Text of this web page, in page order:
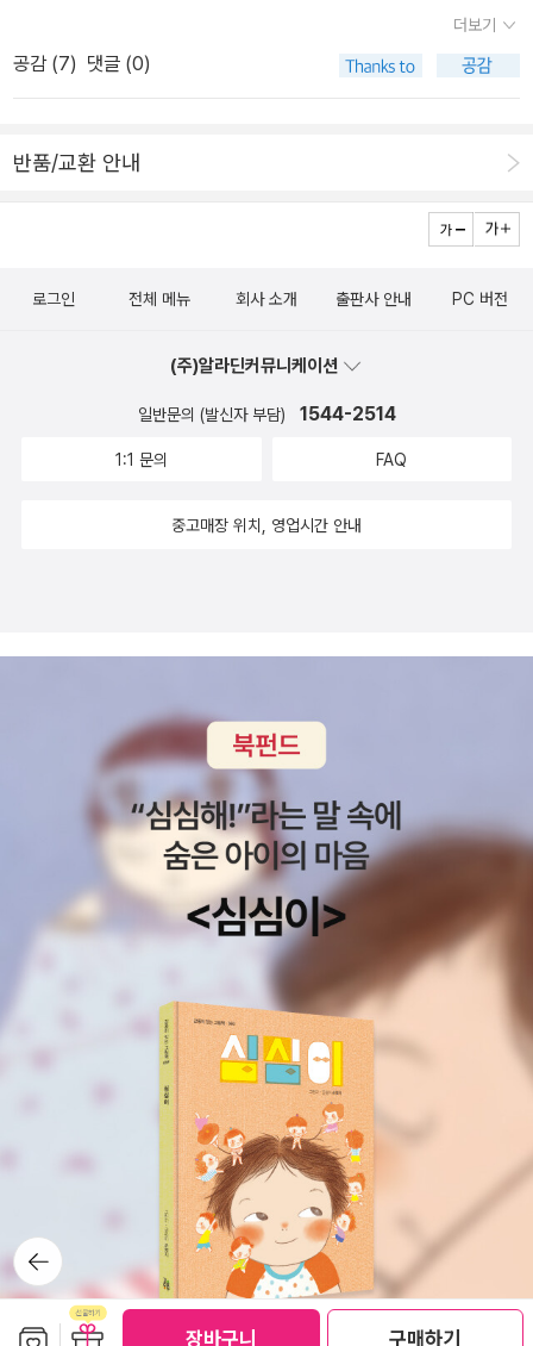
장바구니 구매하기
과 회의주의의 순환에 빠질 수밖에 없다. 후설의 심리학주의 비판의
로써 순수논리학에서 찾는 심리학주의에 대한 비판은 곧 그 이후에
지속된 선험적 인식비판에 대한 최초의 형태이다. 후설은 마지막 저
술 『위기』에서 “『논리 연구』에서 ‘선험적 현상학’이 최초로 출현했
이념과 더불어 『엄밀한 학문』과 『이념들』 1권에서 실증적 자연주의
『위기』에서 물리학적 객관주의에 대한 비판으로 조금도 변함없이 그
대로 이어진다. 물론 후설은 주관에 대해 맹목적인 객관적 논리학주
비판에서 밝힌 ‘이념적인 것’과 ‘실재적인 것’, 그리고 ‘규범적인 것’의
관계와 구조를 통해 파악할 수 있다. 즉 실천의 기초는 이론에 근거하
고 실천이 학문적 성격을 지니려면 이론을 전제해야 하므로 실천은
이론에 의해 정초된다. 그러므로 『논리 연구』 1권의 심리학주의비판
은 그 부제처럼 ‘순수논리학의 서론’에 그치지 않고 ‘후설현상학을 전
반적으로 이끌어 가는 서론’, 즉 후설현상학 전체의 얼개이다.
철학의 위기를 돌파하라>는 이성(理性, reason)으로 대표되는 근
대 유럽 문명과 과학 기술 문명의 한계를 극복하려는 서로 다른 방법
토대가 되는 학문이 확실해야 한다는 것이다. 만약 토대가 되는 학문
학문을 기초로 해 세워진 또 다른 학문들의 체계 역시 위태로워지는
것은 너무도 분명하다... 그렇다면 어떤 학문이 토대의 기능을 할 수
있겠는가? 후설은 철학이 바로 그런 역할을 해야 하며, 또 할 수 있다
서의 철학'이다. _ 박승억, <후설 & 하이데거 : 현상학, 철학의 위기를
성의 한계, 근대성의 한계를 절감한다. 이러한 한계를 극복하기 위해
서는 기존의 학문 체계를 재구성할 필요가 있고, 그 중심에 철학이 있
운 철학. 이것이 후설이 생각한 새로운 철학이며, 현상학이다. 철학
지는 않겠다는 태도를 말하는 것이다.(p64)... 후설은 대상이 어떤 왜
것을 바로 '현상'이라고 부른다. 후설의 철학을 현상학이라고 부르는
이유도 바로 여기에 있다. _ 박승억, <후설 & 하이데거 : 현상학, 철학
의 위기를 돌파하라>, p67 다만, 후설이 생각하는 객관성은 기존의
객관성과는 조금 다르다. 의식과 대상을 분리하는 기존의 객관성이
아닌, 의식과 대상을 인정하고 이들간의 지향적 상관관계를 체계적으
로 해명한다는 점이 후설 현상학의 특징이다. 후설에 의하면 의식과
대상간의 유동적이며 중첩되는 관계가 저마다 의미가 있기 때문에,
우리는 이것을 '순수한' 관점에서 바라볼 수 있어야 한다. '환원'이라는
방법을 통해 수많은 현상들 속에서 의미를 발견하는 것. 마치 스피노
자가 <에티카>에서 말한 '영원의 상 sub specie aelernitatis' 아래
서 전체를 조망하는 것 같이 순수한 관점에 이르는 것을 후설은 목표
소들을 배제해야 한다는 입장에 대해 통렬한 비판을 가한다. 다양한
관심들과 대상을 서로 다른 관점에서 바라보는 방식들 중에 무엇이
가장 근본적이겠는가? 가장 근본적인 방식은 바로 우리가 마주하는
어떤 현상의 의미는 늘 다를 수 있음을 자각하는 태도, 즉 하나의 대상
이 각 관점과 상황에 따라 다르게 인식된다는 것을 이해하는 것이다.
그것이 바로 '의미 현상'을 현상학적 관점에서 접근하는 태도이기도
하다. 그리고 후설은 이러한 태도야말로 참된 의미의 객관성이라고
히는 것은 이상하게 최경호씨의 번역본이었다. 후설철학에 다가가기
위한 개론서로 보았던 것은, 후설 현상학의 고전과도 같은 한전숙씨
의 현상학의 이해와 이념들을 번역했던 최경호씨가 번역한 소콜로브
고 있지 않아서 이정도로만 잠시 접어두고 훗날을 기약하였다.다시
후설과 만나게 된 것은 독서의 먼 우회의 길에 있었다. 자크 데리다의
글쓰기와 차이를 읽던 중 코기토와 광기의 역사 파트를 읽다가, 미셸
그 파트는 푸코를 겨냥하고 있다.) 광기의 역사를 읽으며 푸코의 오랜
리고 캉길렘의 책에서 미셸푸코의 서문에서 보면, 현상학의 프랑스
수용에 대하여 간략히 소개하는 부분이 있다. 푸코의 소개를 보면 프
여 프랑스에서 수용되었고 그 응답이 사르트르의 자아의 초월성이라
었다. 무엇보다 표지가 마음에 드는데, 명확한 글씨는 경험적 자아이
신에 대해서를 통해서도 후설을 간접적으로 만나 볼 수 있다. 정신에
대해서 책을 구하기 어렵다면 아르테에서 나온 자크데리다를 읽는 시
간 을 읽는 것도 나쁘지 않은 도움이 될 수 있다. 엄밀한 '독해'를 바탕
으로 하고 있기 때문에 읽고 나면 마치 데리다의 책을 읽은것 같은 '기
분'은 낼 수 있을 것이다. 정신에 대해서는 데리다가 그토록 집착하고
있는 음성-로고스-유럽-(그리고 남근) 중심주의, 그 중에서 유럽중심
주의에 대한 그의 입장을 볼 수 있다. 그가 겨냥하고 있는 상대는 물론
하이데거 이다. 그의 총장취임강연, '독일대학에서의 자기 주장' 은 박
찬국씨의 책 하이데거와 나치즘에서 부록으로 엿볼 수 있다. 사실 독
일철학 그중에서도 하이데거의 유려한 개론서와 번역서로 유명한 박
찬국씨가 데리다의 책 '정신에 대해서' 를 번역한 것이 과연 '적임자
인가' 라는 관점에서 보면 이견의 여지가 많지만, 이러한 얼개로 묶어
보면 나름 나쁘지 않은 것 같다. 그리고 하이데거의 후기저서 '언어로
의 도상에서' 에서 그가 사랑한 시인 '트라클' 에 대한 분석 (하이데거
의 철학의 다른의미의 근원은 횔데를린, 게오르게 트라클, 슈테판 게
오르게로 볼 수 있지 않을까?)과 그가 사용하고 있는 '정신' 이라는 어
휘 또한 데리다의 통찰대상이 되어진다. 그리고, 다시 후설 폴 바레리
의 '정신의 위기'와 후설이 말하고 있는 '유럽학문의 위기' 그리고 폴
아자르의 '유럽의식의 위기' 유럽의 '정신, 학문, 의식' 등등의 '유럽적
인 것' 에 대한 문제의식과도 데리다와 함께 마주하게 된다. 데리다-
더보기
공감 (7) 댓글 (0)
반품/교환 안내
뒤로가
기
로그인 전체 메뉴 회사 소개 출판사 안내 PC 버전
(주)알라딘커뮤니케이션
일반문의 (발신자 부담) 1544-2514
1:1 문의 FAQ
중고매장 위치, 영업시간 안내